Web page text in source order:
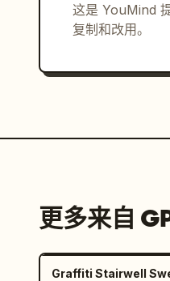
这是 YouMind
复制和改用。
更多来自
Graffiti Stairwell